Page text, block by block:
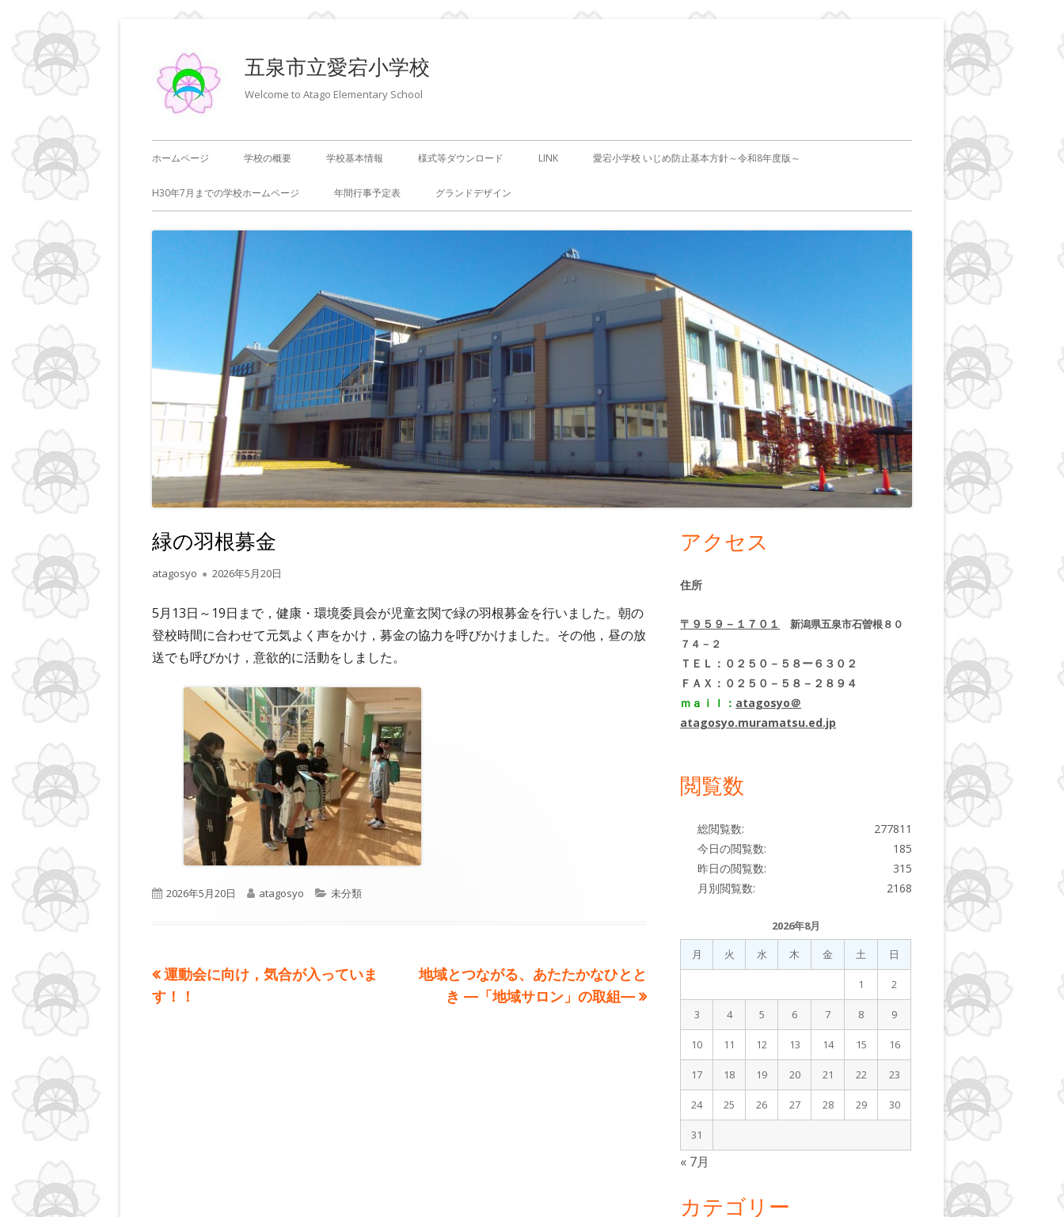
五泉市立愛宕小学校
Welcome to Atago Elementary School
メ
イ
ン
ニ
ー
ホームページ 学校の概要 学校基本情報 様式等ダウンロード LINK 愛宕小学校 いじめ防止基本方針～令和8年度版～
H30年7月までの学校ホームページ 年間行事予定表 グランドデザイン
緑の羽根募金
作
者
atagosyo
公
日
2026年5月20日
5月13日～19日まで，健康・環境委員会が児童玄関で緑の羽根募金を行いました。朝の
登校時間に合わせて元気よく声をかけ，募金の協力を呼びかけました。その他，昼の放
送でも呼びかけ，意欲的に活動をしました。
公
2026年5月20日
作
atagosyo
カ
未分類
投
稿
前
の
運動会に向け，気合が入っていま
す！！
次
地域とつながる、あたたかなひとと
き ―「地域サロン」の取組―
メ
イ
サ
イ
ド
ー
アクセス
住所
〒９５９－１７０１
新潟県五泉市石曽根８０
７４－２
ＴＥＬ：０２５０－５８ー６３０２
ＦＡＸ：０２５０－５８－２８９４
ｍａｉｌ： atagosyo＠
atagosyo.muramatsu.ed.jp
閲覧数
277811
総閲覧数:
185
今日の閲覧数:
315
昨日の閲覧数:
2168
月別閲覧数:
2026年8月
月
火 水 木 金 土 日
1 2
3 4 5 6 7 8 9
10 11 12 13 14 15 16
17 18 19 20 21 22 23
24 25 26 27 28 29 30
31
« 7月
カテゴリー